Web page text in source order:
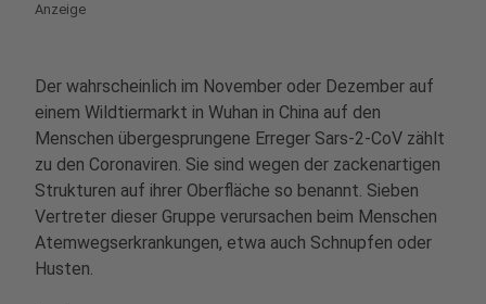
Anzeige
Der wahrscheinlich im November oder Dezember auf
einem Wildtiermarkt in Wuhan in China auf den
Menschen übergesprungene Erreger Sars-2-CoV zählt
zu den Coronaviren. Sie sind wegen der zackenartigen
Strukturen auf ihrer Oberfläche so benannt. Sieben
Vertreter dieser Gruppe verursachen beim Menschen
Atemwegserkrankungen, etwa auch Schnupfen oder
Husten.